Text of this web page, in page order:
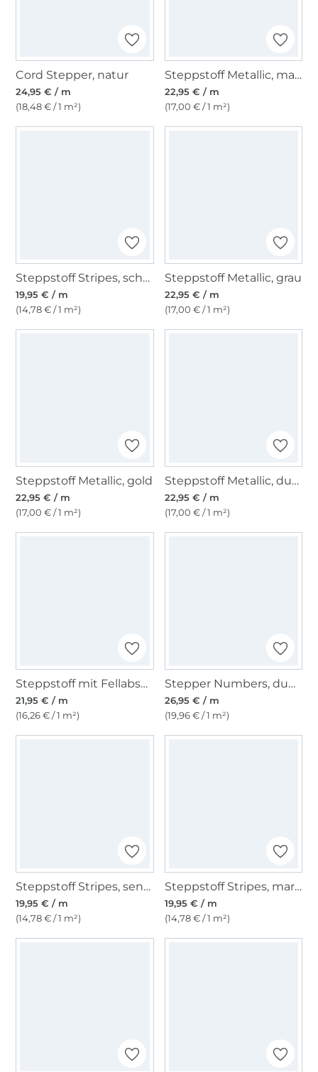
Cord Stepper, natur
24,95 € / m
(18,48 € / 1 m²)
Steppstoff Metallic, marine
22,95 € / m
(17,00 € / 1 m²)
Steppstoff Stripes, schwarz
19,95 € / m
(14,78 € / 1 m²)
Steppstoff Metallic, grau
22,95 € / m
(17,00 € / 1 m²)
Steppstoff Metallic, gold
22,95 € / m
(17,00 € / 1 m²)
Steppstoff Metallic, dunkelgrün
22,95 € / m
(17,00 € / 1 m²)
Steppstoff mit Fellabseite, beige
21,95 € / m
(16,26 € / 1 m²)
Stepper Numbers, dunkelblau
26,95 € / m
(19,96 € / 1 m²)
Steppstoff Stripes, senfgelb
19,95 € / m
(14,78 € / 1 m²)
Steppstoff Stripes, marine
19,95 € / m
(14,78 € / 1 m²)